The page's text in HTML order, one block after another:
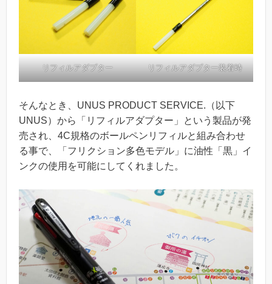
リフィルアダプター リフィルアダプター装着時
そんなとき、UNUS PRODUCT SERVICE.（以下
UNUS）から「リフィルアダプター」という製品が発
売され、4C規格のボールペンリフィルと組み合わせ
る事で、「フリクション多色モデル」に油性「黒」イ
ンクの使用を可能にしてくれました。